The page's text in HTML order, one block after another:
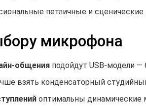
петличные и
микрофона
общения подойдут USB-модели —
взять конденсаторный
оптимальны динамические